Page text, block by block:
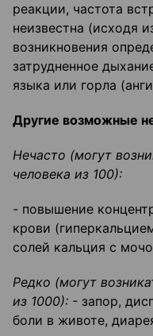
реакции, частота
неизвестна (исходя
возникновения
затрудненное
языка или горла
Другие возможные
Нечасто (могут
человека из 100):
- повышение
крови
солей кальция с
Редко (могут
из 1000): - запор,
боли в животе,